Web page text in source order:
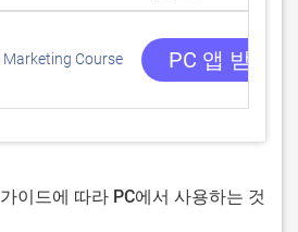
Course PC 앱 받기
이드에 따라 PC에서 사용하는 것